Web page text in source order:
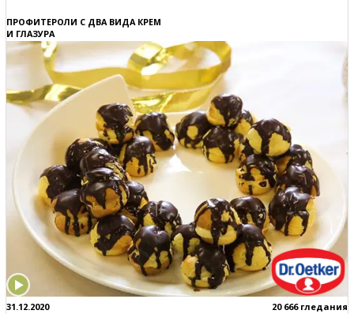
ПРОФИТЕРОЛИ С ДВА ВИДА КРЕМ
И ГЛАЗУРА
31.12.2020 20 666 гледания